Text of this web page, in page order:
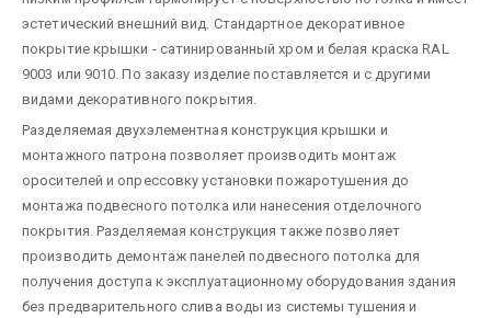
эстетический внешний вид. Стандартное декоративное
покрытие крышки - сатинированный хром и белая краска RAL
9003 или 9010. По заказу изделие поставляется и с другими
видами декоративного покрытия.
Разделяемая двухэлементная конструкция крышки и
монтажного патрона позволяет производить монтаж
оросителей и опрессовку установки пожаротушения до
монтажа подвесного потолка или нанесения отделочного
покрытия. Разделяемая конструкция также позволяет
производить демонтаж панелей подвесного потолка для
получения доступа к эксплуатационному оборудования здания
без предварительного слива воды из системы тушения и